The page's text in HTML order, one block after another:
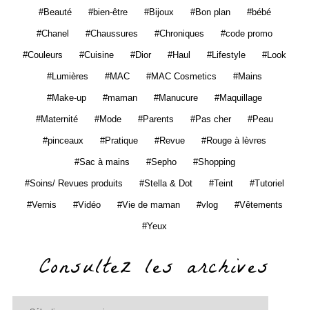
Beauté bien-être Bijoux Bon plan bébé
Chanel Chaussures Chroniques code promo
Couleurs Cuisine Dior Haul Lifestyle Look
Lumières MAC MAC Cosmetics Mains
Make-up maman Manucure Maquillage
Maternité Mode Parents Pas cher Peau
pinceaux Pratique Revue Rouge à lèvres
Sac à mains Sepho Shopping
Soins/ Revues produits Stella & Dot Teint Tutoriel
Vernis Vidéo Vie de maman vlog Vêtements
Yeux
Consultez les archives